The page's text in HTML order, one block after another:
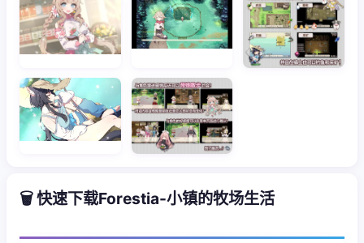
🗑️ 快速下载Forestia-小镇的牧场生活